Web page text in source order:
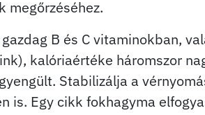
megőrzéséhez.
B és C vitaminokban,
kalóriaértéke háromszor
Stabilizálja a
is. Egy cikk fokhagyma